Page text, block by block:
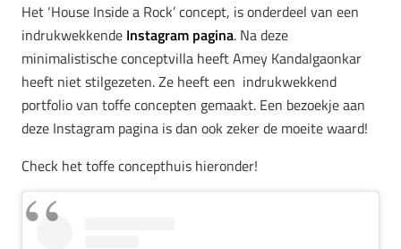
Het ‘House Inside a Rock’ concept, is onderdeel van een
indrukwekkende Instagram pagina. Na deze
minimalistische conceptvilla heeft Amey Kandalgaonkar
heeft niet stilgezeten. Ze heeft een indrukwekkend
portfolio van toffe concepten gemaakt. Een bezoekje aan
deze Instagram pagina is dan ook zeker de moeite waard!
Check het toffe concepthuis hieronder!